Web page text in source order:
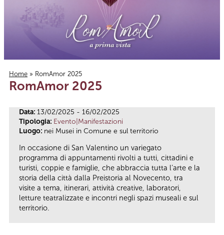
Tu sei qui
Home » RomAmor 2025
RomAmor 2025
Data: 13/02/2025 - 16/02/2025
Tipologia: Evento|Manifestazioni
Luogo: nei Musei in Comune e sul territorio
In occasione di San Valentino un variegato
programma di appuntamenti rivolti a tutti, cittadini e
turisti, coppie e famiglie, che abbraccia tutta l’arte e la
storia della città dalla Preistoria al Novecento, tra
visite a tema, itinerari, attività creative, laboratori,
letture teatralizzate e incontri negli spazi museali e sul
territorio.